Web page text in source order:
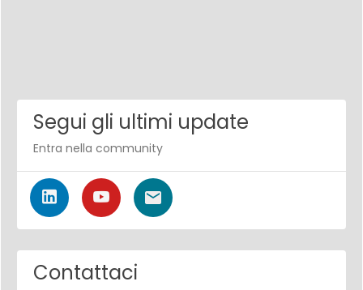
Segui gli ultimi update
Entra nella community
Contattaci